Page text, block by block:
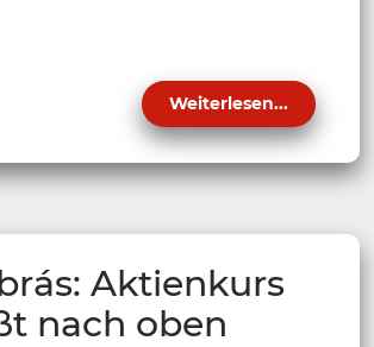
Weiterlesen...
Aktienkurs
nach oben